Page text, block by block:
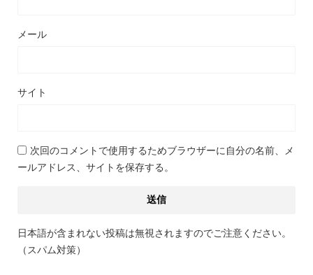
メール
サイト
次回のコメントで使用するためブラウザーに自分の名前、メ
ールアドレス、サイトを保存する。
日本語が含まれない投稿は無視されますのでご注意ください。
（スパム対策）